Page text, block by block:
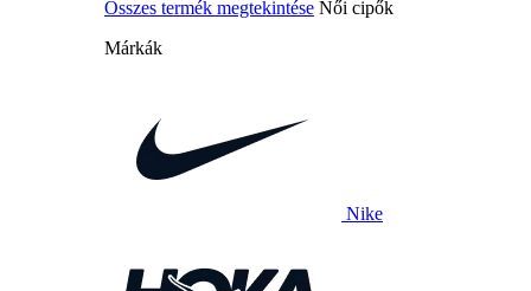
Összes termék megtekintése Női cipők
Márkák
Nike